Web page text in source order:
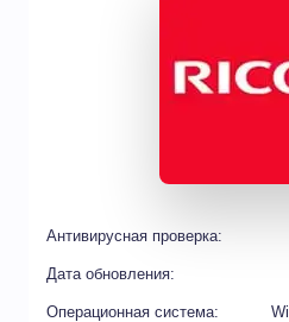
Антивирусная проверка:
Дата обновления:
Операционная система: